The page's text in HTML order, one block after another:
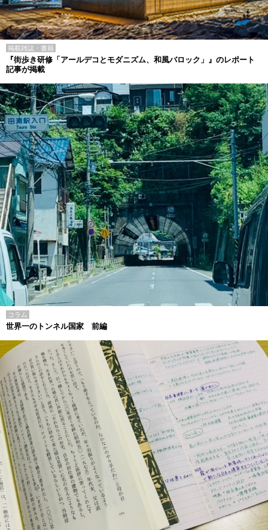
掲載雑誌・書籍
『街歩き研修「アールデコとモダニズム、和風バロック」』のレポート
記事が掲載
コラム
世界一のトンネル国家 前編